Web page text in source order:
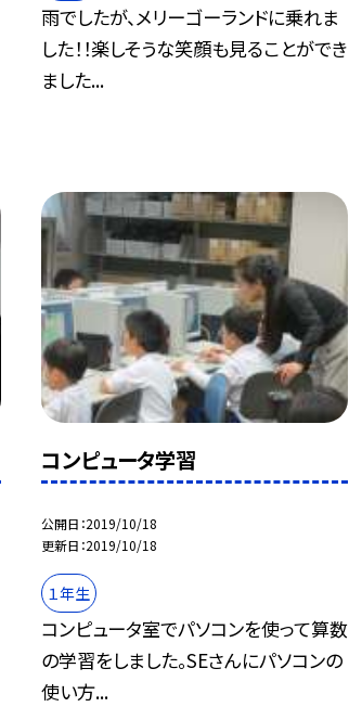
雨でしたが、メリーゴーランドに乗れま
した！！楽しそうな笑顔も見ることができ
ました...
コンピュータ学習
公開日 2019/10/18
更新日 2019/10/18
１年生
コンピュータ室でパソコンを使って算数
の学習をしました。SEさんにパソコンの
使い方...